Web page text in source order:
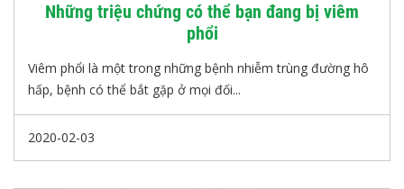
Những triệu chứng có thể bạn đang bị viêm
phổi
Viêm phổi là một trong những bệnh nhiễm trùng đường hô
hấp, bệnh có thể bắt gặp ở mọi đối...
2020-02-03